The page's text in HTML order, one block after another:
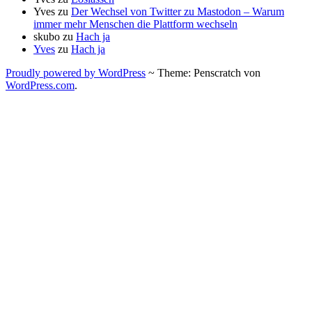
Yves zu Der Wechsel von Twitter zu Mastodon – Warum
immer mehr Menschen die Plattform wechseln
skubo zu Hach ja
Yves zu Hach ja
Proudly powered by WordPress ~ Theme: Penscratch von
WordPress.com.